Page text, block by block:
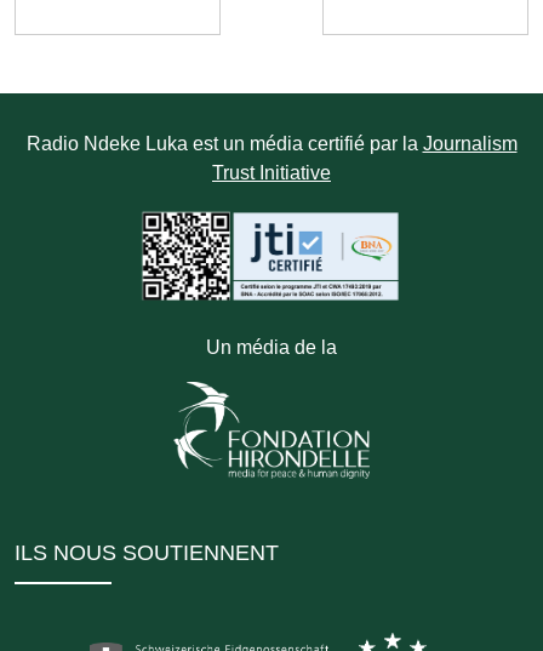
Radio Ndeke Luka est un média certifié par la Journalism
Trust Initiative
Un média de la
ILS NOUS SOUTIENNENT